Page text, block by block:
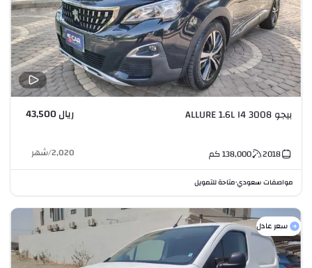
بيجو 3008 ALLURE 1.6L I4 ريال 43,500
2018
138,000كم 2,020
/شهر
مواصفات سعودي•متاحة للتمويل
سعر عادل